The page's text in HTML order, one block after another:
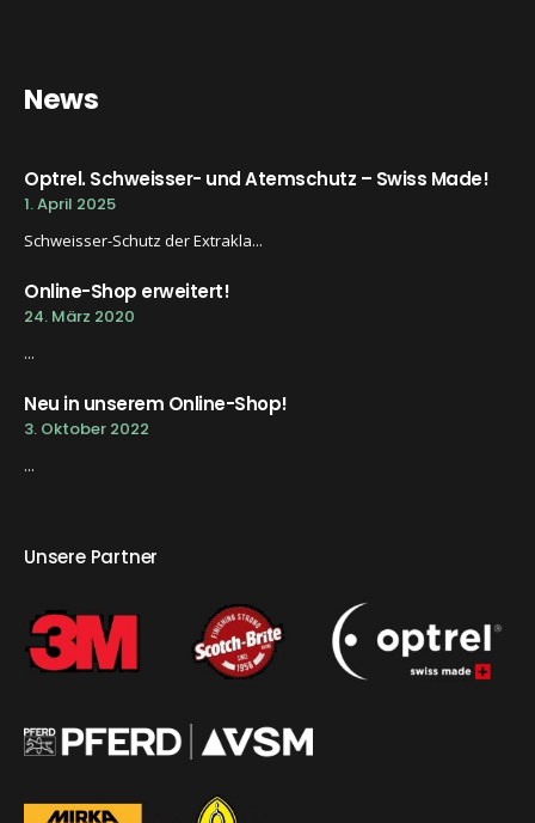
News
Optrel. Schweisser- und Atemschutz – Swiss Made!
1. April 2025
Schweisser-Schutz der Extrakla...
Online-Shop erweitert!
24. März 2020
...
Neu in unserem Online-Shop!
3. Oktober 2022
...
Unsere Partner